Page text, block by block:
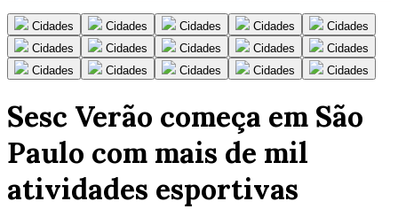
Cidades Cidades Cidades Cidades
Cidades
Cidades
Cidades Cidades Cidades
Cidades
Cidades
Cidades Cidades Cidades Cidades
Sesc Verão começa em São
Paulo com mais de mil
atividades esportivas